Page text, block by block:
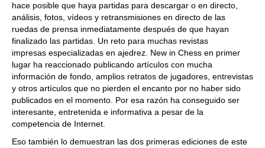
hace posible que haya partidas para descargar o en directo,
análisis, fotos, vídeos y retransmisiones en directo de las
ruedas de prensa inmediatamente después de que hayan
finalizado las partidas. Un reto para muchas revistas
impresas especializadas en ajedrez. New in Chess en primer
lugar ha reaccionado publicando artículos con mucha
información de fondo, amplios retratos de jugadores, entrevistas
y otros artículos que no pierden el encanto por no haber sido
publicados en el momento. Por esa razón ha conseguido ser
interesante, entretenida e informativa a pesar de la
competencia de Internet.
Eso también lo demuestran las dos primeras ediciones de este